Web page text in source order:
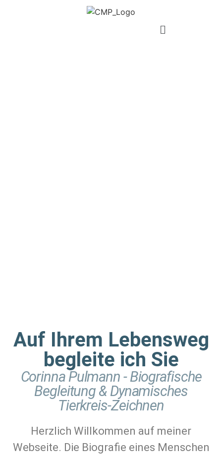
Auf Ihrem Lebensweg
begleite ich Sie
Corinna Pulmann - Biografische
Begleitung & Dynamisches
Tierkreis-Zeichnen
Herzlich Willkommen auf meiner
Webseite. Die Biografie eines Menschen